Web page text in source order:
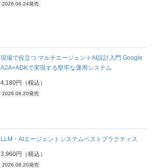
2026.06.24発売
現場で役立つ マルチエージェントAI設計入門 Google
A2A×ADKで実現する堅牢な運用システム
4,180円（税込）
2026.08.20発売
LLM・AIエージェントシステムベストプラクティス
3,960円（税込）
2026.08.20発売